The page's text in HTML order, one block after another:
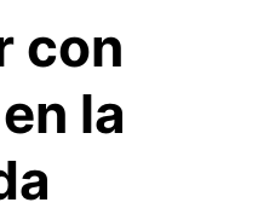
con
la